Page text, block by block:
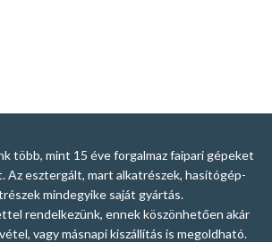
több, mint 15 éve forgalmaz faipari gépeket
Az esztergált, mart alkatrészek, hasítógép-
mindegyike saját gyártás.
rendelkezünk, ennek köszönhetően akár
vagy másnapi kiszállítás is megoldható.